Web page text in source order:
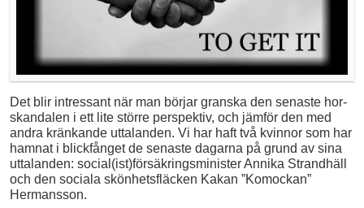
Det blir intressant när man börjar granska den senaste hor-
skandalen i ett lite större perspektiv, och jämför den med
andra kränkande uttalanden. Vi har haft två kvinnor som har
hamnat i blickfånget de senaste dagarna på grund av sina
uttalanden: social(ist)försäkringsminister Annika Strandhäll
och den sociala skönhetsfläcken Kakan ”Komockan”
Hermansson.